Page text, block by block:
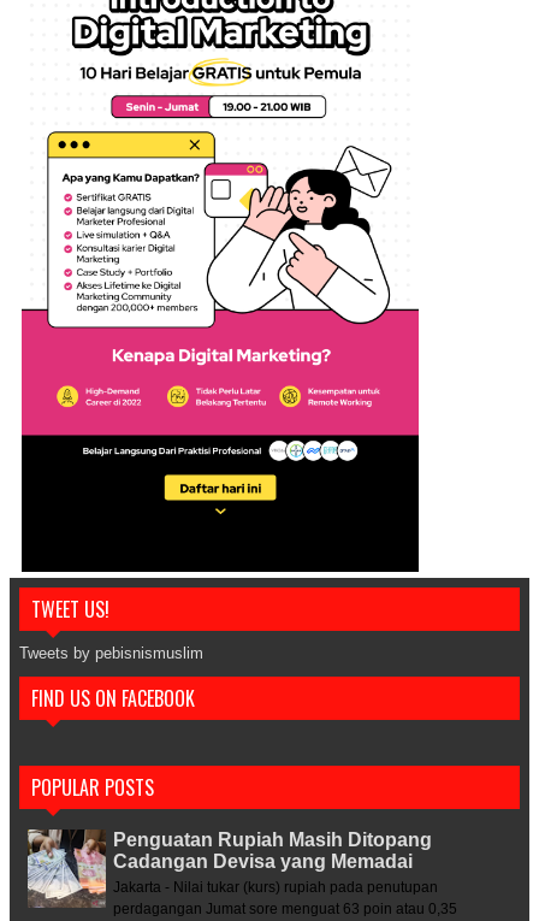
TWEET US!
Tweets by pebisnismuslim
FIND US ON FACEBOOK
POPULAR POSTS
Penguatan Rupiah Masih Ditopang
Cadangan Devisa yang Memadai
Jakarta - Nilai tukar (kurs) rupiah pada penutupan
perdagangan Jumat sore menguat 63 poin atau 0,35